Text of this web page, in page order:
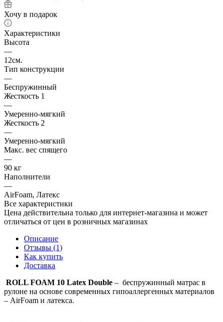
Хочу в подарок
Характеристики
Высота
—
12см.
Тип конструкции
—
Беспружинный
Жесткость 1
—
Умеренно-мягкий
Жесткость 2
—
Умеренно-мягкий
Макс. вес спящего
—
90 кг
Наполнители
—
AirFoam, Латекс
Все характеристики
Цена действительна только для интернет-магазина и может
отличаться от цен в розничных магазинах
Описание
Отзывы (1)
Как купить
Доставка
ROLL FOAM 10 Latex Double – беспружинный матрас в
рулоне на основе современных гипоаллергенных материалов
– AirFoam и латекса.